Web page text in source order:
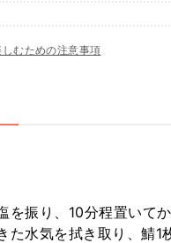
むための注意事項
を振り、10分程置いて
た水気を拭き取り、鯖1